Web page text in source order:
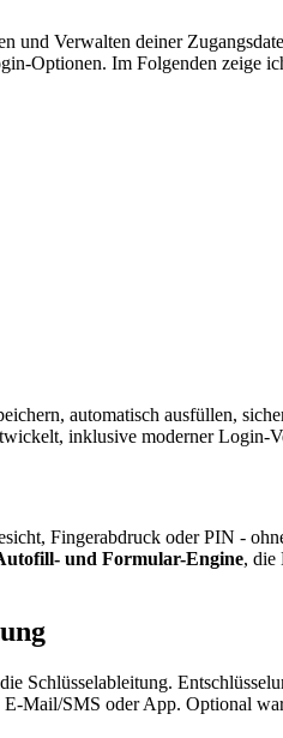
und Verwalten deiner
Optionen. Im Folgenden zeige
automatisch ausfüllen,
inklusive moderner Login-
Fingerabdruck oder PIN -
und Formular-Engine, die
Schlüsselableitung.
E-Mail/SMS oder App. Optional